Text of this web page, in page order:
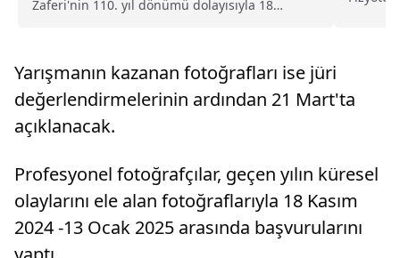
Zaferi'nin 110. yıl dönümü dolayısıyla 18
Turizm Bakanlığı Çan...
Yarışmanın kazanan fotoğrafları ise jüri
değerlendirmelerinin ardından 21 Mart'ta
açıklanacak.
Profesyonel fotoğrafçılar, geçen yılın küresel
olaylarını ele alan fotoğraflarıyla 18 Kasım
2024 -13 Ocak 2025 arasında başvurularını